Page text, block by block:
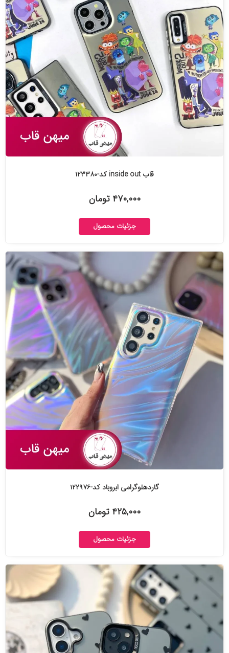
قاب inside out کد-۱۲۳۳۸۰
۴۷۰,۰۰۰ تومان
جزئیات محصول
گاردهلوگرامی ابروباد کد-۱۲۲۹۷۶
۴۲۵,۰۰۰ تومان
جزئیات محصول